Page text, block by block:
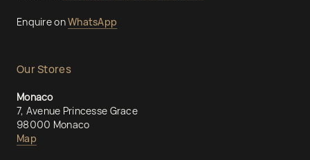
Enquire onWhatsApp
Our Stores
Monaco
7, Avenue Princesse Grace
98000 Monaco
Map